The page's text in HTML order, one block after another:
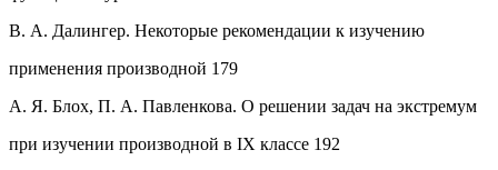
B. А. Далингер. Некоторые рекомендации к изучению
применения производной 179
А. Я. Блох, П. А. Павленкова. О решении задач на экстремум
при изучении производной в IX классе 192